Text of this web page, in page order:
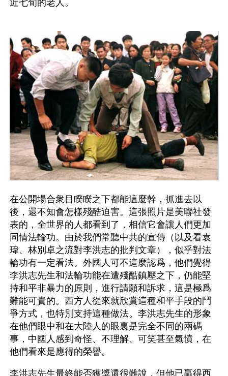
近七旬的老人。
在公開場合衆目睽睽之下都能這麼幹，抓進去以
後，還不知會怎樣殘酷迫害。這張照片是美聯社發
表的，全世界的人都看到了，相信它會讓人們更加
同情法輪功。由於我們常聽中共的宣傳（以及看袁
瑋、林別卓之流對李洪志的批判文章），似乎對法
輪功有一定看法。外國人可不這麼認爲，他們覺得
李洪志先生和法輪功能在遭殘酷鎮壓之下，仍能堅
持和平非暴力的原則，進行請願和訴求，這是極爲
難能可貴的。西方人從來就欣賞這種和平手段的鬥
爭方式，也特別支持這種做法。李洪志先生的形象
在他們眼中和在大陸人的眼裏是完全不同的兩碼
事，中國人感到奇怪、不理解、可笑甚至氣憤，在
他們看來是應得的榮譽。
李洪志先生最終能否獲獎還很難說，但他已贏得西